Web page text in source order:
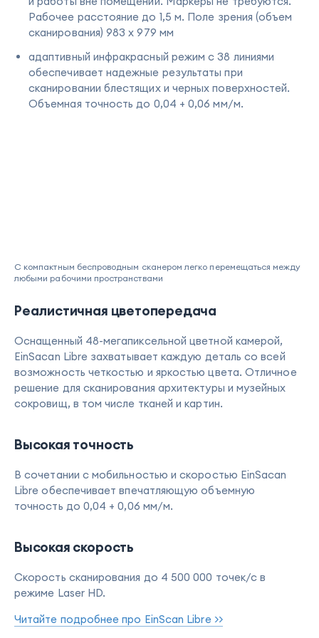
Рабочее расстояние до 1,5 м. Поле зрения (объем
сканирования) 983 x 979 мм
адаптивный инфракрасный режим с 38 линиями
обеспечивает надежные результаты при
сканировании блестящих и черных поверхностей.
Объемная точность до 0,04 + 0,06 мм/м.
С компактным беспроводным сканером легко перемещаться между
любыми рабочими пространствами
Реалистичная цветопередача
Оснащенный 48-мегапиксельной цветной камерой,
EinSacan Libre захватывает каждую деталь со всей
возможность четкостью и яркостью цвета. Отличное
решение для сканирования архитектуры и музейных
сокровищ, в том числе тканей и картин.
Высокая точность
В сочетании с мобильностью и скоростью EinSacan
Libre обеспечивает впечатляющую объемную
точность до 0,04 + 0,06 мм/м.
Высокая скорость
Скорость сканирования до 4 500 000 точек/с в
режиме Laser HD.
Читайте подробнее про EinScan Libre >>